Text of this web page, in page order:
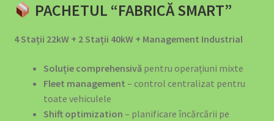
Siguranță și Urgență
Sisteme de Stocare a Energiei – EV4GREEN
Solar Lighting Solutions
Stații de Încărcare pe Orașe
PACHETUL “FABRICĂ SMART”
4 Stații 22kW + 2 Stații 40kW + Management Industrial
Soluție comprehensivă pentru operațiuni mixte
Fleet management – control centralizat pentru
toate vehiculele
Shift optimization – planificare încărcării pe